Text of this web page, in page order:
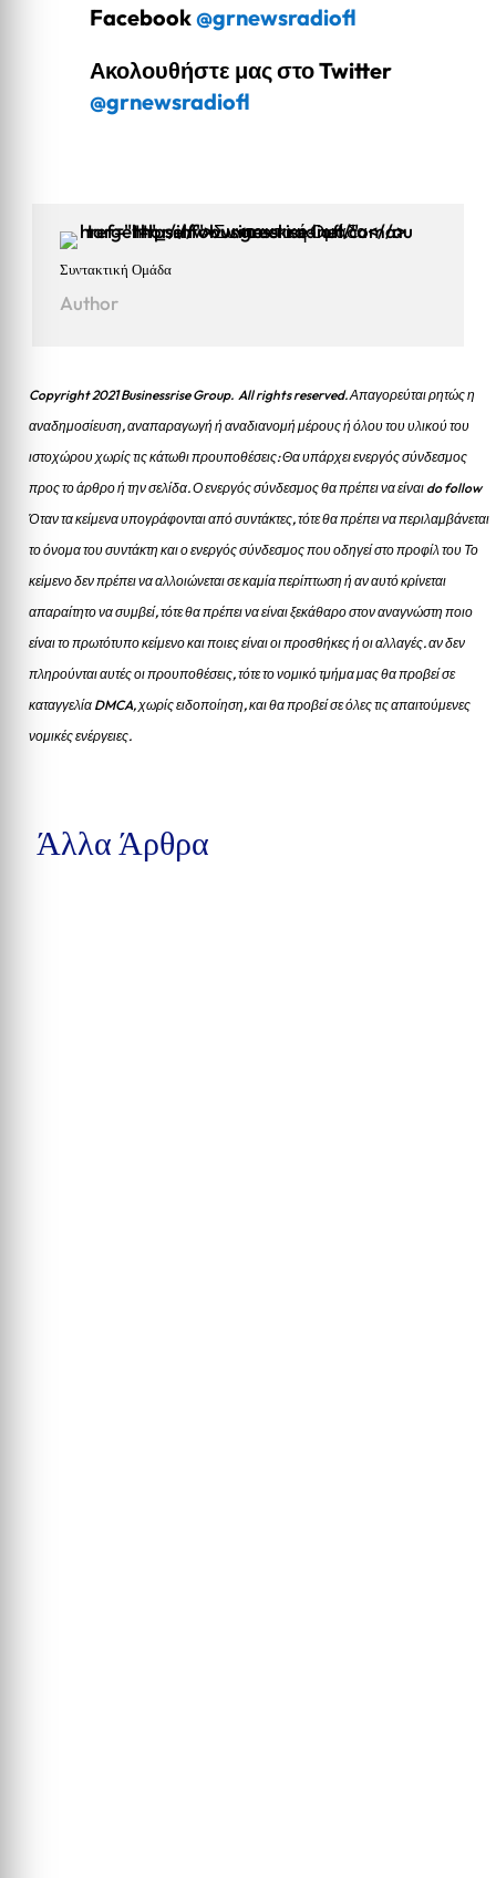
Facebook@grnewsradiofl
Ακολουθήστε μας στο Twitter
@grnewsradiofl
Συντακτική Ομάδα
Author
Copyright 2021 Businessrise Group. All rights reserved. Απαγορεύται ρητώς η
αναδημοσίευση, αναπαραγωγή ή αναδιανομή μέρους ή όλου του υλικού του
ιστοχώρου χωρίς τις κάτωθι προυποθέσεις: Θα υπάρχει ενεργός σύνδεσμος
προς το άρθρο ή την σελίδα.Ο ενεργός σύνδεσμος θα πρέπει να είναι do follow
Όταν τα κείμενα υπογράφονται από συντάκτες, τότε θα πρέπει να περιλαμβάνεται
το όνομα του συντάκτη και ο ενεργός σύνδεσμος που οδηγεί στο προφίλ του Το
κείμενο δεν πρέπει να αλλοιώνεται σε καμία περίπτωση ή αν αυτό κρίνεται
απαραίτητο να συμβεί, τότε θα πρέπει να είναι ξεκάθαρο στον αναγνώστη ποιο
είναι το πρωτότυπο κείμενο και ποιες είναι οι προσθήκες ή οι αλλαγές. αν δεν
πληρούνται αυτές οι προυποθέσεις, τότε το νομικό τμήμα μας θα προβεί σε
καταγγελία DMCA, χωρίς ειδοποίηση, και θα προβεί σε όλες τις απαιτούμενες
νομικές ενέργειες.
Άλλα Άρθρα